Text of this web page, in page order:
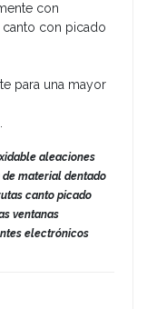
con
canto con picado
para una mayor
aleaciones
material dentado
canto picado
ventanas
electrónicos